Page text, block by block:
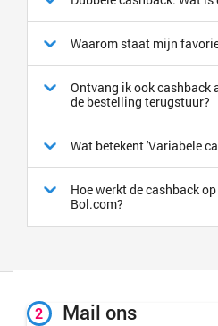
Waarom staat mijn
Ontvang ik ook cashback
de bestelling terugstuur?
Wat betekent 'Variabele
Hoe werkt de cashback
Bol.com?
2 Mail ons